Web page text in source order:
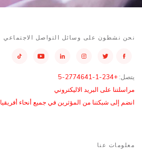
نحن نشطون على وسائل التواصل الاجتماعي
يتصل: +234-1-2774641-5
مراسلتنا على البريد الاليكتروني
انضم إلى شبكتنا من المؤثرين في جميع أنحاء أفريقيا
معلومات عنا